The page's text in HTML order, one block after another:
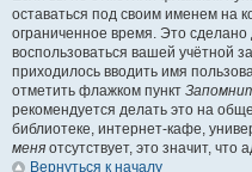
оставаться под своим именем на
ограниченное время. Это сделано
воспользоваться вашей учётной
приходилось вводить имя
отметить флажком пункт
рекомендуется делать это на
библиотеке, интернет-кафе,
меня отсутствует, это значит,
Вернуться к началу